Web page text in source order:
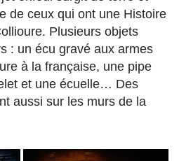
de ceux qui ont une Histoire
Plusieurs objets
: un écu gravé aux armes
à la française, une pipe
et une écuelle… Des
aussi sur les murs de la